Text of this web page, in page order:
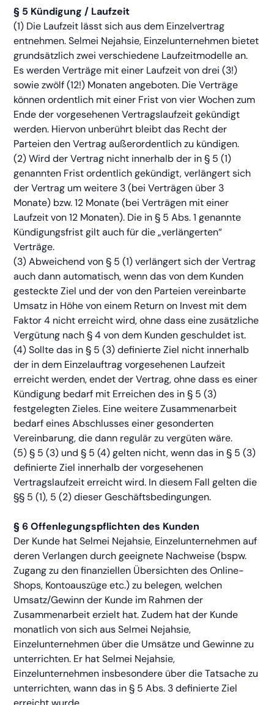
§ 5 Kündigung / Laufzeit
(1) Die Laufzeit lässt sich aus dem Einzelvertrag
entnehmen. Selmei Nejahsie, Einzelunternehmen bietet
grundsätzlich zwei verschiedene Laufzeitmodelle an.
Es werden Verträge mit einer Laufzeit von drei (3!)
sowie zwölf (12!) Monaten angeboten. Die Verträge
können ordentlich mit einer Frist von vier Wochen zum
Ende der vorgesehenen Vertragslaufzeit gekündigt
werden. Hiervon unberührt bleibt das Recht der
Parteien den Vertrag außerordentlich zu kündigen.
(2) Wird der Vertrag nicht innerhalb der in § 5 (1)
genannten Frist ordentlich gekündigt, verlängert sich
der Vertrag um weitere 3 (bei Verträgen über 3
Monate) bzw. 12 Monate (bei Verträgen mit einer
Laufzeit von 12 Monaten). Die in § 5 Abs. 1 genannte
Kündigungsfrist gilt auch für die „verlängerten“
Verträge.
(3) Abweichend von § 5 (1) verlängert sich der Vertrag
auch dann automatisch, wenn das von dem Kunden
gesteckte Ziel und der von den Parteien vereinbarte
Umsatz in Höhe von einem Return on Invest mit dem
Faktor 4 nicht erreicht wird, ohne dass eine zusätzliche
Vergütung nach § 4 von dem Kunden geschuldet ist.
(4) Sollte das in § 5 (3) definierte Ziel nicht innerhalb
der in dem Einzelauftrag vorgesehenen Laufzeit
erreicht werden, endet der Vertrag, ohne dass es einer
Kündigung bedarf mit Erreichen des in § 5 (3)
festgelegten Zieles. Eine weitere Zusammenarbeit
bedarf eines Abschlusses einer gesonderten
Vereinbarung, die dann regulär zu vergüten wäre.
(5) § 5 (3) und § 5 (4) gelten nicht, wenn das in § 5 (3)
definierte Ziel innerhalb der vorgesehenen
Vertragslaufzeit erreicht wird. In diesem Fall gelten die
§§ 5 (1), 5 (2) dieser Geschäftsbedingungen.
§ 6 Offenlegungspflichten des Kunden
Der Kunde hat Selmei Nejahsie, Einzelunternehmen auf
deren Verlangen durch geeignete Nachweise (bspw.
Zugang zu den finanziellen Übersichten des Online-
Shops, Kontoauszüge etc.) zu belegen, welchen
Umsatz/Gewinn der Kunde im Rahmen der
Zusammenarbeit erzielt hat. Zudem hat der Kunde
monatlich von sich aus Selmei Nejahsie,
Einzelunternehmen über die Umsätze und Gewinne zu
unterrichten. Er hat Selmei Nejahsie,
Einzelunternehmen insbesondere über die Tatsache zu
unterrichten, wann das in § 5 Abs. 3 definierte Ziel